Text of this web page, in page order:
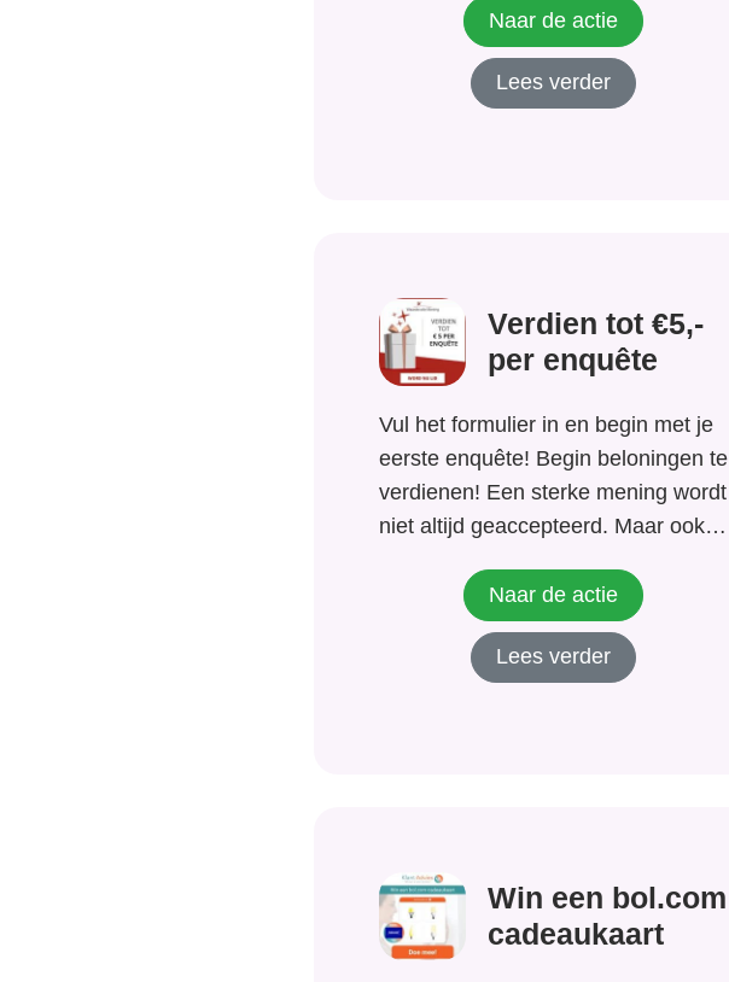
ouders, zowel nu als later. De Gratis
baby munt is geslagen onder
auspiciën van de Munt-Online. Er
Naar de actie
Lees verder
Verdien tot €5,-
per enquête
Vul het formulier in en begin met je
eerste enquête! Begin beloningen te
verdienen! Een sterke mening wordt
niet altijd geaccepteerd. Maar ook
sterke mening over mode of nieuwe
films? Heb je een controversiële
mening over bijvoorbeeld
Naar de actie
Lees verder
Win een bol.com
cadeaukaart